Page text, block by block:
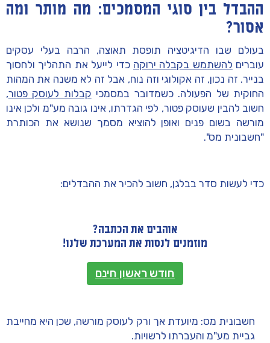
ההבדל בין סוגי המסמכים: מה מותר ומה
אסור?
בעולם שבו הדיגיטציה תופסת תאוצה, הרבה בעלי עסקים
עוברים להשתמש בקבלה ירוקה כדי לייעל את התהליך ולחסוך
בנייר. זה נכון, זה אקולוגי וזה נוח, אבל זה לא משנה את המהות
החוקית של הפעולה. כשמדובר במסמכי קבלות לעוסק פטור,
חשוב להבין שעוסק פטור, לפי הגדרתו, אינו גובה מע"מ ולכן אינו
מורשה בשום פנים ואופן להוציא מסמך שנושא את הכותרת
"חשבונית מס".
כדי לעשות סדר בבלגן, חשוב להכיר את ההבדלים:
אוהבים את הכתבה?
מוזמנים לנסות את המערכת שלנו!
חודש ראשון חינם
חשבונית מס: מיועדת אך ורק לעוסק מורשה, שכן היא מחייבת
גביית מע"מ והעברתו לרשויות.